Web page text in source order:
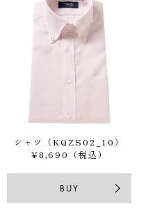
シャツ（KQZS02_10）
¥8,690（税込）
BUY